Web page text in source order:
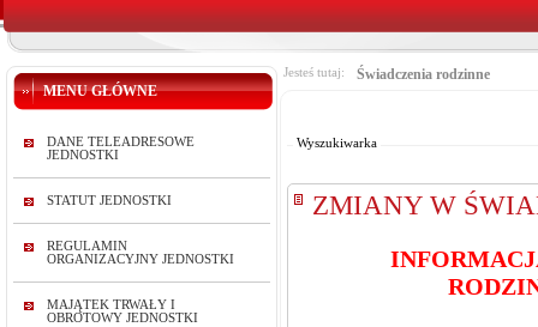
MENU GŁÓWNE
DANE TELEADRESOWE
JEDNOSTKI
STATUT JEDNOSTKI
REGULAMIN
ORGANIZACYJNY JEDNOSTKI
MAJĄTEK TRWAŁY I
OBROTOWY JEDNOSTKI
Jesteś tutaj: Świadczenia rodzinne
Wyszukiwarka
ZMIANY W